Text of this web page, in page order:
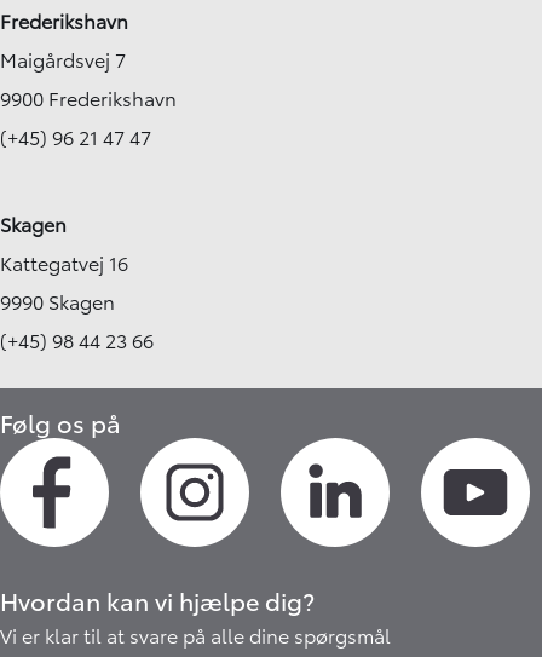
Frederikshavn
Maigårdsvej 7
9900 Frederikshavn
(+45) 96 21 47 47
Skagen
Kattegatvej 16
9990 Skagen
(+45) 98 44 23 66
Følg os på
Hvordan kan vi hjælpe dig?
Vi er klar til at svare på alle dine spørgsmål